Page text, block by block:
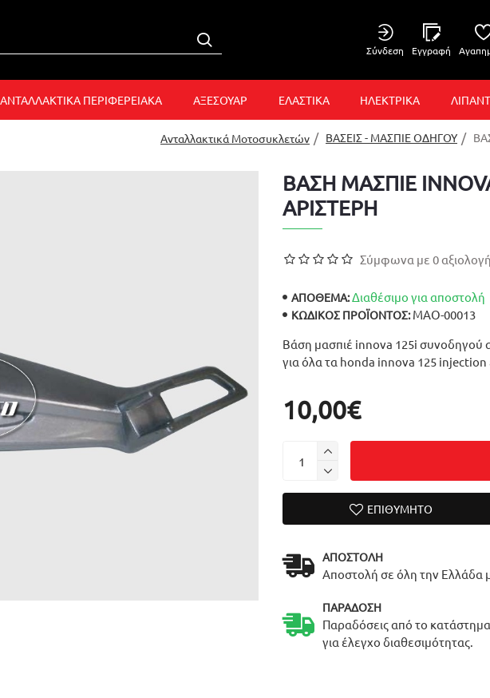
Σύνδεση Εγγραφή
ΑΝΤΑΛΛΑΚΤΙΚΑ ΠΕΡΙΦΕΡΕΙΑΚΑ ΑΞΕΣΟΥΑΡ ΕΛΑΣΤΙΚΑ ΗΛΕΚΤΡΙΚΑ
Ανταλλακτικά Μοτοσυκλετών ΒΑΣΕΙΣ - ΜΑΣΠΙΕ ΟΔΗΓΟΥ
ΒΑΣΗ ΜΑΣΠΙΕ
ΑΡΙΣΤΕΡΗ
Βάση μασπιέ innova 125i συνοδηγού
για όλα τα honda innova 125 injection
ΑΠΟΘΕΜΑ:Διαθέσιμο για αποστολή
ΚΩΔΙΚΌΣ ΠΡΟΪΌΝΤΟΣ: ΜΑΟ-00013
Σύμφωνα με 0
10,00€
ΕΠΙΘΥΜΗΤΌ
ΑΠΟΣΤΟΛΉ
Αποστολή σε όλη την Ελλάδα
ΠΑΡΆΔΟΣΗ
Παραδόσεις από το
για έλεγχο διαθεσιμότητας.